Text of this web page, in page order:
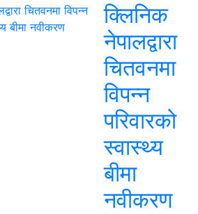
क्लिनिक
नेपालद्वारा
चितवनमा
विपन्न
परिवारको
स्वास्थ्य
बीमा
नवीकरण